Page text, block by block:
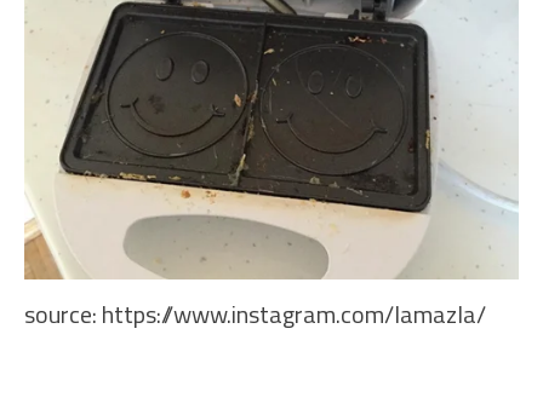
source:https://www.instagram.com/lamazla/